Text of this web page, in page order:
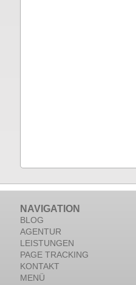
NAVIGATION
BLOG
AGENTUR
LEISTUNGEN
PAGE TRACKING
KONTAKT
MENÜ